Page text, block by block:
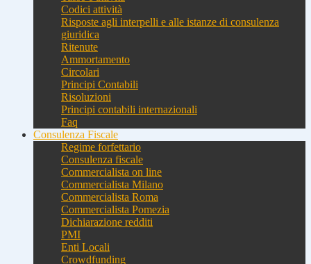
Codici attività
Risposte agli interpelli e alle istanze di consulenza
giuridica
Ritenute
Ammortamento
Circolari
Principi Contabili
Risoluzioni
Principi contabili internazionali
Faq
Consulenza Fiscale
Regime forfettario
Consulenza fiscale
Commercialista on line
Commercialista Milano
Commercialista Roma
Commercialista Pomezia
Dichiarazione redditi
PMI
Enti Locali
Crowdfunding